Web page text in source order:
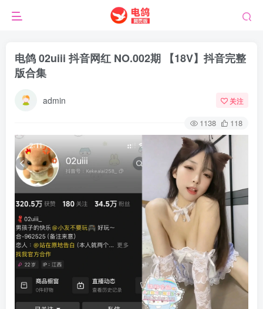
电鸽 02uiii 抖音网红 NO.002期 【18V】抖音完整
版合集
admin 关注
1138 118